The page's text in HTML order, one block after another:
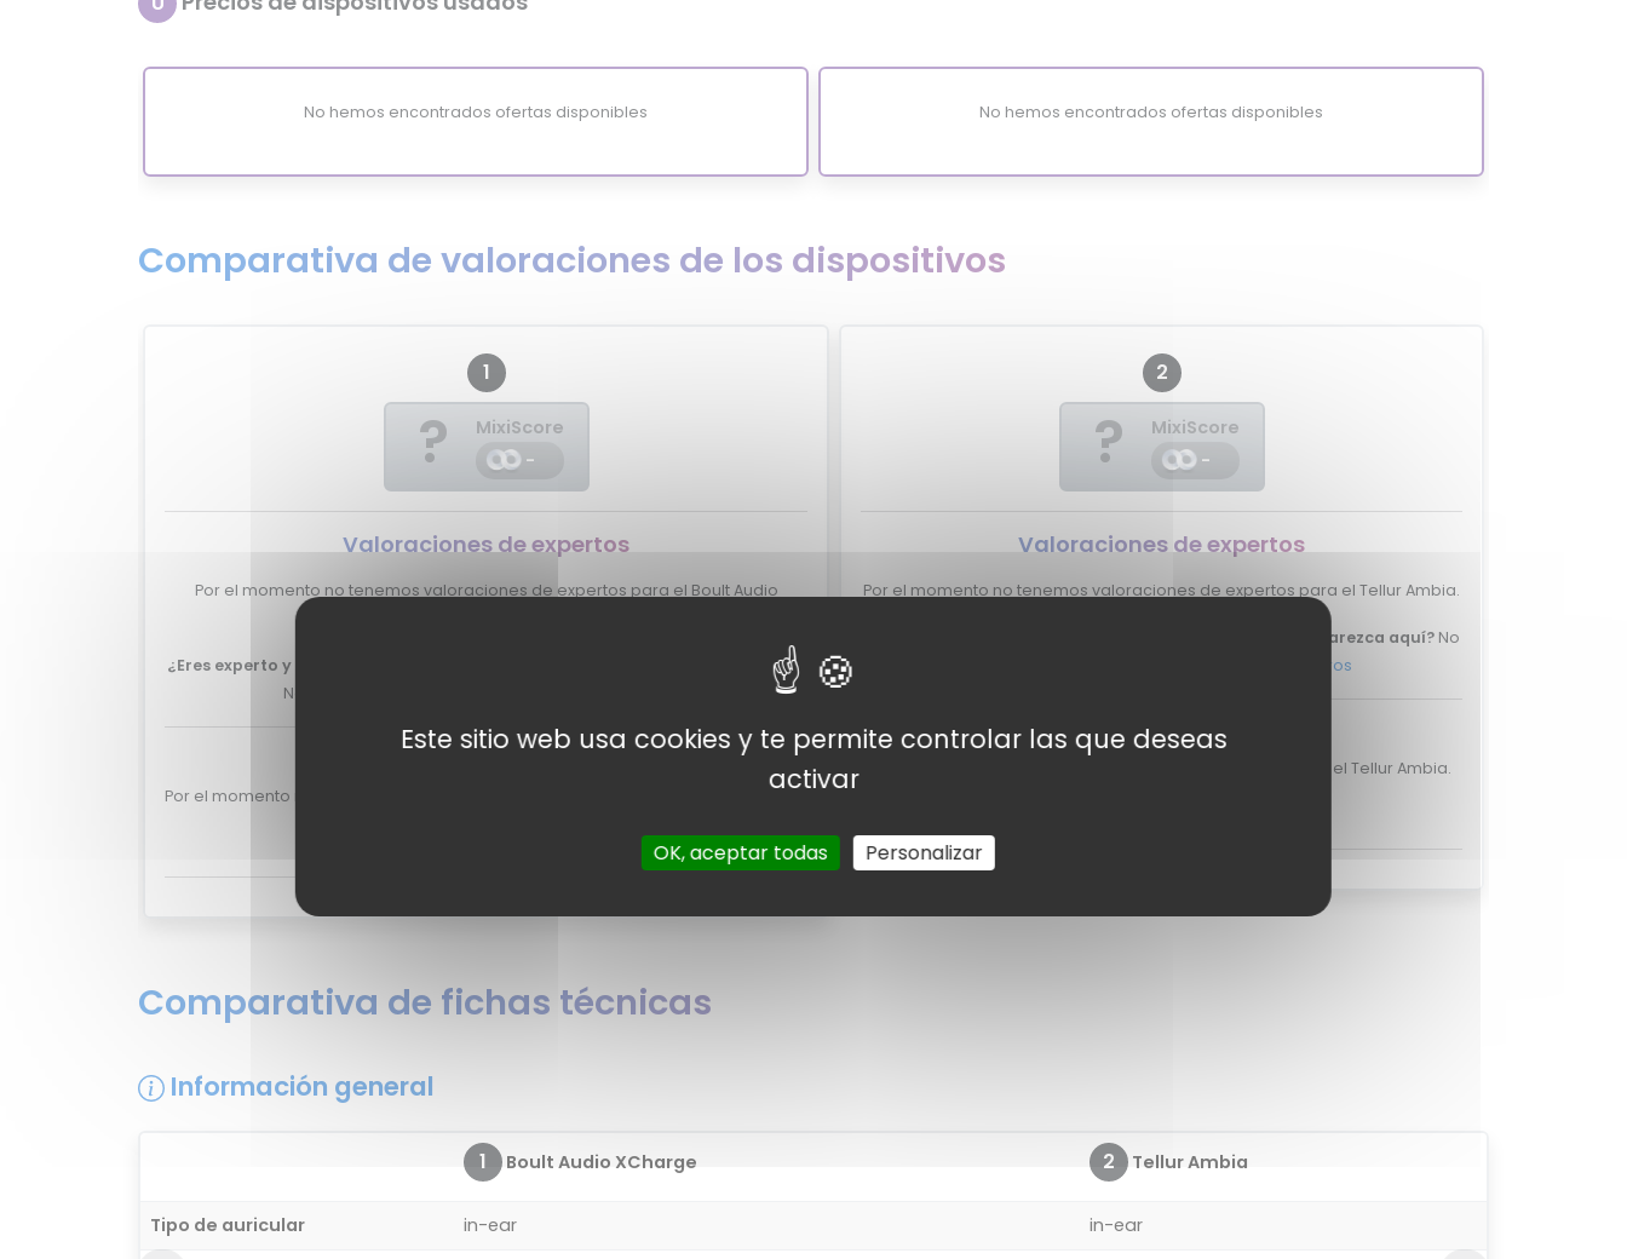
No hemos encontrados ofertas disponibles No hemos encontrados ofertas disponibles
Comparativa de valoraciones de los dispositivos
1
?
MixiScore
-
Valoraciones de expertos
Por el momento no tenemos valoraciones de expertos para el Boult Audio
¿Eres experto y quieres que tu review del Boult Audio XCharge aparezca aquí?
No lo dudes más, y ponte en
Por el momento no existen valoraciones de usuarios para el Boult Audio XCharge.
¿Quieres opinar sobre el Boult Audio XCharge?
2
?
MixiScore
-
Valoraciones de expertos
Por el momento no tenemos valoraciones de expertos para el Tellur Ambia.
¿Eres experto y quieres que tu review del Tellur Ambia aparezca aquí? No
contacto con nosotros
Valoraciones de usuarios
Por el momento no existen valoraciones de usuarios para el Tellur Ambia.
Comparativa de fichas técnicas
Información general
1 Boult Audio XCharge 2 Tellur Ambia
Tipo de auricular in-ear
in-ear
Este sitio web usa cookies y te permite controlar las que deseas
activar
OK, aceptar todas Personalizar